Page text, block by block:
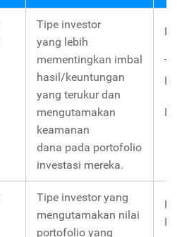
Tipe investor
yang lebih
mementingkan imbal
hasil/keuntungan
yang terukur dan
mengutamakan
keamanan
dana pada portofolio
investasi mereka.
Tipe investor yang
mengutamakan nilai
portofolio yang